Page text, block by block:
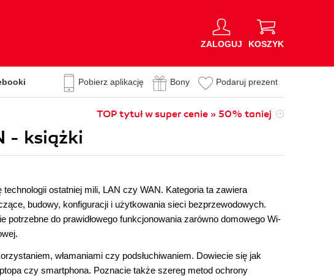
ZALOGUJ KOSZYK
Pobierz aplikację Bony Podaruj prezent
TOP tytuł w super cenie » 50% taniej
- książki
ostatniej mili, LAN czy WAN. Kategoria ta zawiera
budowy, konfiguracji i użytkowania sieci bezprzewodowych.
do prawidłowego funkcjonowania zarówno domowego Wi-
włamaniami czy podsłuchiwaniem. Dowiecie się jak
czy smartphona. Poznacie także szereg metod ochrony